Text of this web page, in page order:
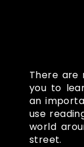
There are
you to
an
use
world
street.